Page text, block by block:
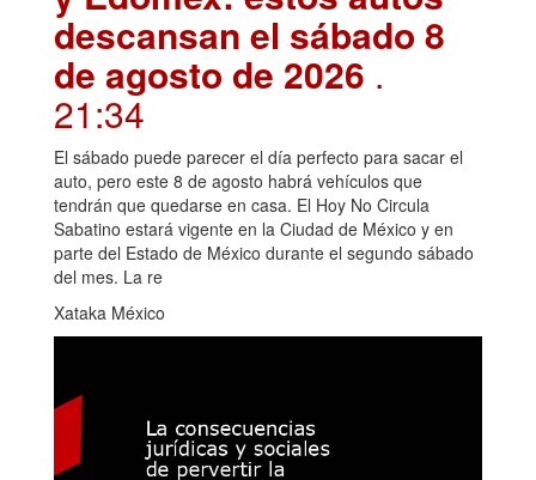
descansan el sábado 8
de agosto de 2026 .
21:34
El sábado puede parecer el día perfecto para sacar el
auto, pero este 8 de agosto habrá vehículos que
tendrán que quedarse en casa. El Hoy No Circula
Sabatino estará vigente en la Ciudad de México y en
parte del Estado de México durante el segundo sábado
del mes. La re
Xataka México